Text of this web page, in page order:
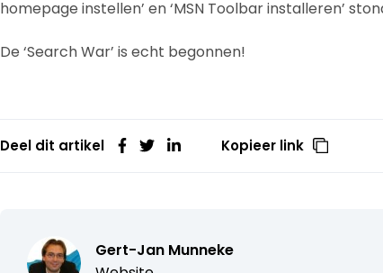
homepage instellen’ en ‘MSN Toolbar installeren’
De ‘Search War’ is echt begonnen!
Deel dit artikel Kopieer link
Gert-Jan Munneke